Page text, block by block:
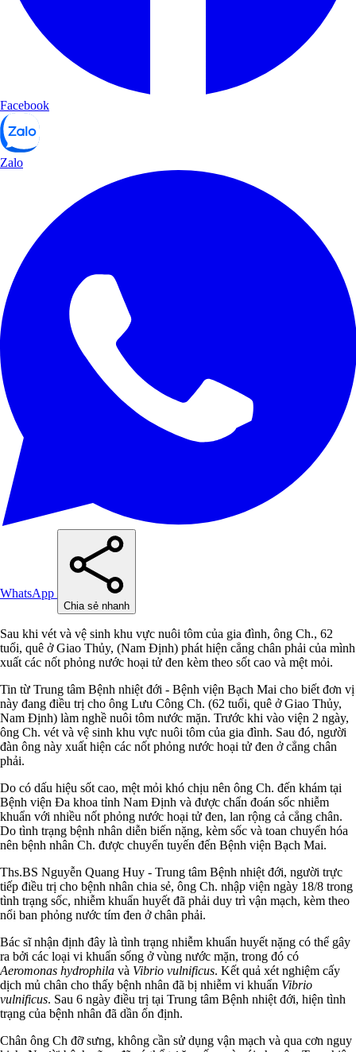
Facebook
Zalo
WhatsApp
Chia sẻ nhanh
Sau khi vét và vệ sinh khu vực nuôi tôm của gia đình, ông Ch., 62
tuổi, quê ở Giao Thủy, (Nam Định) phát hiện cẳng chân phải của mình
xuất các nốt phỏng nước hoại tử đen kèm theo sốt cao và mệt mỏi.
Tin từ Trung tâm Bệnh nhiệt đới - Bệnh viện Bạch Mai cho biết đơn vị
này đang điều trị cho ông Lưu Công Ch. (62 tuổi, quê ở Giao Thủy,
Nam Định) làm nghề nuôi tôm nước mặn. Trước khi vào viện 2 ngày,
ông Ch. vét và vệ sinh khu vực nuôi tôm của gia đình. Sau đó, người
đàn ông này xuất hiện các nốt phỏng nước hoại tử đen ở cẳng chân
phải.
Do có dấu hiệu sốt cao, mệt mỏi khó chịu nên ông Ch. đến khám tại
Bệnh viện Đa khoa tỉnh Nam Định và được chẩn đoán sốc nhiễm
khuẩn với nhiều nốt phỏng nước hoại tử đen, lan rộng cả cẳng chân.
Do tình trạng bệnh nhân diễn biến nặng, kèm sốc và toan chuyển hóa
nên bệnh nhân Ch. được chuyển tuyến đến Bệnh viện Bạch Mai.
Ths.BS Nguyễn Quang Huy - Trung tâm Bệnh nhiệt đới, người trực
tiếp điều trị cho bệnh nhân chia sẻ, ông Ch. nhập viện ngày 18/8 trong
tình trạng sốc, nhiễm khuẩn huyết đã phải duy trì vận mạch, kèm theo
nổi ban phỏng nước tím đen ở chân phải.
Bác sĩ nhận định đây là tình trạng nhiễm khuẩn huyết nặng có thể gây
ra bởi các loại vi khuẩn sống ở vùng nước mặn, trong đó có
Aeromonas hydrophila và Vibrio vulnificus. Kết quả xét nghiệm cấy
dịch mủ chân cho thấy bệnh nhân đã bị nhiễm vi khuẩn Vibrio
vulnificus. Sau 6 ngày điều trị tại Trung tâm Bệnh nhiệt đới, hiện tình
trạng của bệnh nhân đã dần ổn định.
Chân ông Ch đỡ sưng, không cần sử dụng vận mạch và qua cơn nguy